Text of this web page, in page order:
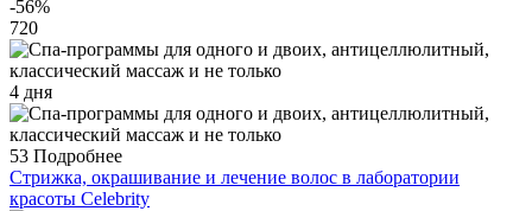
-56%
720
4 дня
53 Подробнее
Стрижка, окрашивание и лечение волос в лаборатории
красоты Celebrity